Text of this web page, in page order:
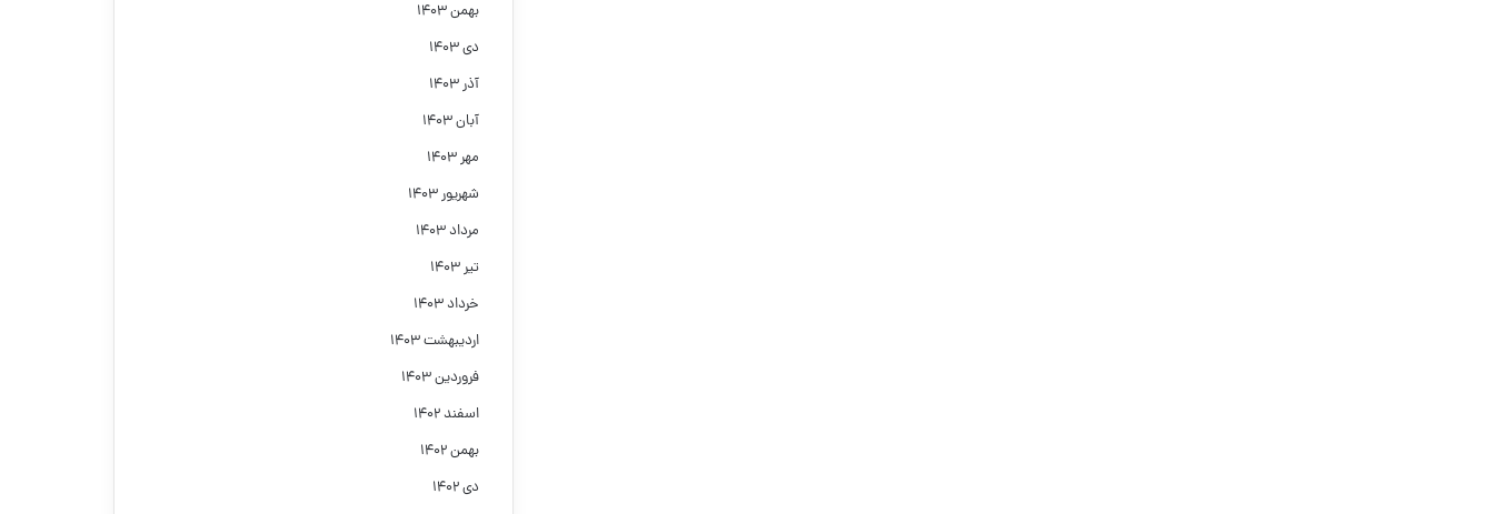
بهمن ۱۴۰۳
دی ۱۴۰۳
آذر ۱۴۰۳
آبان ۱۴۰۳
مهر ۱۴۰۳
شهریور ۱۴۰۳
مرداد ۱۴۰۳
تیر ۱۴۰۳
خرداد ۱۴۰۳
اردیبهشت ۱۴۰۳
فروردین ۱۴۰۳
اسفند ۱۴۰۲
بهمن ۱۴۰۲
دی ۱۴۰۲